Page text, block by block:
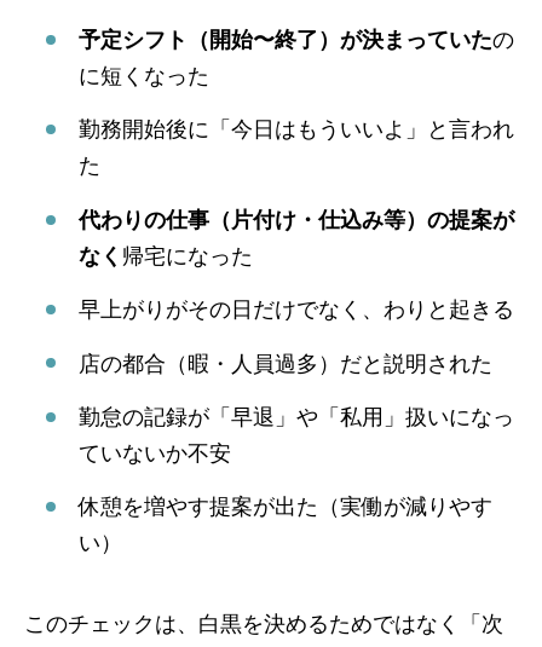
予定シフト（開始〜終了）が決まっていたの
に短くなった
勤務開始後に「今日はもういいよ」と言われ
た
代わりの仕事（片付け・仕込み等）の提案が
なく 帰宅になった
早上がりがその日だけでなく、わりと起きる
店の都合（暇・人員過多）だと説明された
勤怠の記録が「早退」や「私用」扱いになっ
ていないか不安
休憩を増やす提案が出た（実働が減りやす
い）
このチェックは、白黒を決めるためではなく「次